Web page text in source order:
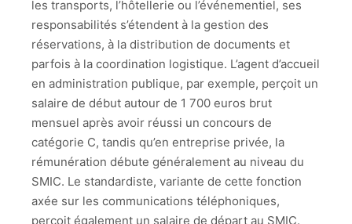
les transports, l’hôtellerie ou l’événementiel, ses
responsabilités s’étendent à la gestion des
réservations, à la distribution de documents et
parfois à la coordination logistique. L’agent d’accueil
en administration publique, par exemple, perçoit un
salaire de début autour de 1 700 euros brut
mensuel après avoir réussi un concours de
catégorie C, tandis qu’en entreprise privée, la
rémunération débute généralement au niveau du
SMIC. Le standardiste, variante de cette fonction
axée sur les communications téléphoniques,
perçoit également un salaire de départ au SMIC.